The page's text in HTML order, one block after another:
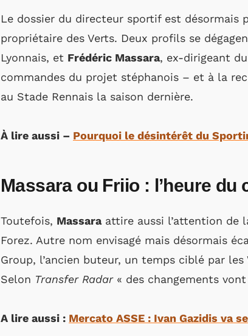
Le dossier du directeur sportif est désormais
propriétaire des Verts. Deux profils se
Lyonnais, et Frédéric Massara, ex-dirigeant du
commandes du projet stéphanois – et à la
au Stade Rennais la saison dernière.
À lire aussi – Pourquoi le désintérêt du
Massara ou Friio : l’heure du
Toutefois, Massaraattire aussi l’attention de
Forez. Autre nom envisagé mais désormais
Group, l’ancien buteur, un temps ciblé par
Selon Transfer Radar« des changements vont
A lire aussi : Mercato ASSE : Ivan Gazidis va